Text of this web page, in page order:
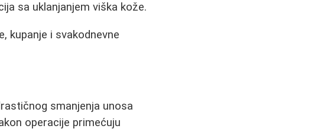
sa uklanjanjem viška kože.
kupanje i svakodnevne
smanjenja unosa
operacije primećuju